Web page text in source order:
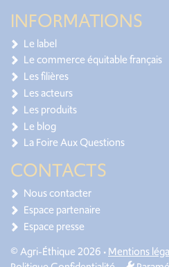
INFORMATIONS
Le label
Le commerce équitable français
Les filières
Les acteurs
Les produits
Le blog
La Foire Aux Questions
CONTACTS
Nous contacter
Espace partenaire
Espace presse
© Agri-Éthique 2026 •Mentions